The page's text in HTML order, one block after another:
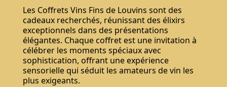
Les Coffrets Vins Fins de Louvins sont des
cadeaux recherchés, réunissant des élixirs
exceptionnels dans des présentations
élégantes. Chaque coffret est une invitation à
célébrer les moments spéciaux avec
sophistication, offrant une expérience
sensorielle qui séduit les amateurs de vin les
plus exigeants.